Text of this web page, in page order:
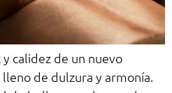
calidez de un nuevo
de dulzura y armonía.